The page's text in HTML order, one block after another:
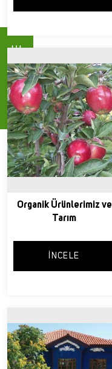
Hızlı Menü
Organik Ürünlerimiz ve
Tarım
İNCELE